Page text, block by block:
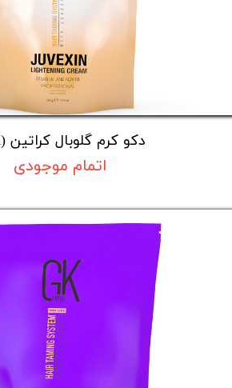
دکو کرم گلوبال کراتین (GK)
اتمام موجودی